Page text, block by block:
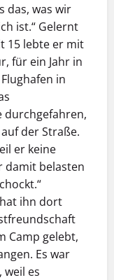
das, was wir
ist.“ Gelernt
15 lebte er mit
für ein Jahr in
in
durchgefahren,
der Straße.
er keine
damit belasten
ihn dort
Camp gelebt,
Es war
weil es